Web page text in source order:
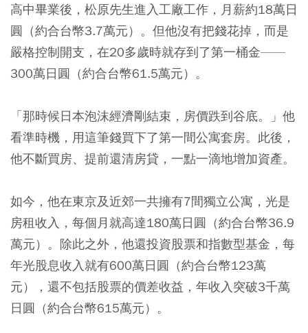
高中畢業後，松原先生進入工廠工作，月薪約18萬日
圓（約合台幣3.7萬元）。但他沒有把錢花掉，而是
嚴格控制開支，在20多歲時就存到了第一桶金——
300萬日圓（約合台幣61.5萬元）。
「那時候日本泡沫經濟剛結束，房價跌到谷底。」他
看準時機，用這筆錢買下了第一間公寓套房。此後，
他不斷買房、提前還清房貸，一點一滴地增加資產。
如今，他在東京及近郊一共擁有7間獨立公寓，光是
房租收入，每個月就高達180萬日圓（約合台幣36.9
萬元）。除此之外，他還投資股票和指數型基金，每
年光股息收入就有600萬日圓（約合台幣123萬
元），還不包括股票的價差收益，年收入突破3千萬
日圓（約合台幣615萬元）。